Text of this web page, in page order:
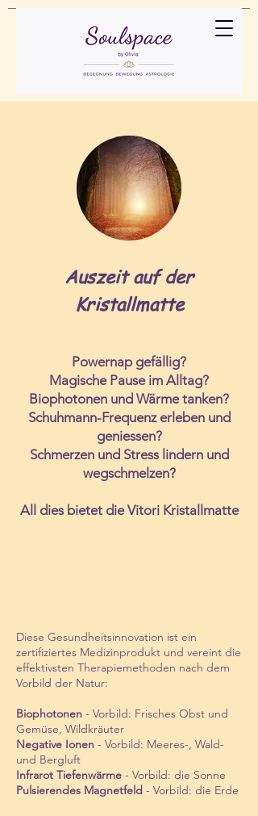
Auszeit auf der
Kristallmatte
Powernap gefällig?
Magische Pause im Alltag?
Biophotonen und Wärme tanken?
Schuhmann-Frequenz erleben und
geniessen?
Schmerzen und Stress lindern und
wegschmelzen?
All dies bietet die Vitori Kristallmatte
Diese Gesundheitsinnovation ist ein
zertifiziertes Medizinprodukt und vereint die
effektivsten Therapiemethoden nach dem
Vorbild der Natur:
Biophotonen - Vorbild: Frisches Obst und
Gemüse, Wildkräuter
Negative Ionen - Vorbild: Meeres-, Wald-
und Bergluft
Infrarot Tiefenwärme - Vorbild: die Sonne
Pulsierendes Magnetfeld - Vorbild: die Erde